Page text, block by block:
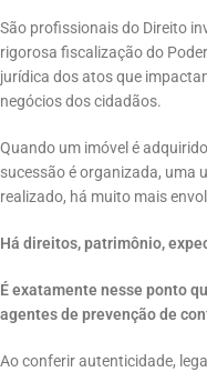
São profissionais do Direito
rigorosa fiscalização do
jurídica dos atos que
negócios dos cidadãos.
Quando um imóvel é
sucessão é organizada, uma
realizado, há muito mais
Há direitos, patrimônio,
É exatamente nesse ponto
agentes de prevenção de
Ao conferir autenticidade,